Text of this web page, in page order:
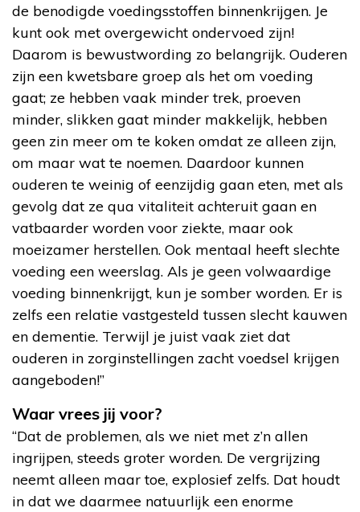
de benodigde voedingsstoffen binnenkrijgen. Je
kunt ook met overgewicht ondervoed zijn!
Daarom is bewustwording zo belangrijk. Ouderen
zijn een kwetsbare groep als het om voeding
gaat; ze hebben vaak minder trek, proeven
minder, slikken gaat minder makkelijk, hebben
geen zin meer om te koken omdat ze alleen zijn,
om maar wat te noemen. Daardoor kunnen
ouderen te weinig of eenzijdig gaan eten, met als
gevolg dat ze qua vitaliteit achteruit gaan en
vatbaarder worden voor ziekte, maar ook
moeizamer herstellen. Ook mentaal heeft slechte
voeding een weerslag. Als je geen volwaardige
voeding binnenkrijgt, kun je somber worden. Er is
zelfs een relatie vastgesteld tussen slecht kauwen
en dementie. Terwijl je juist vaak ziet dat
ouderen in zorginstellingen zacht voedsel krijgen
aangeboden!”
Waar vrees jij voor?
“Dat de problemen, als we niet met z’n allen
ingrijpen, steeds groter worden. De vergrijzing
neemt alleen maar toe, explosief zelfs. Dat houdt
in dat we daarmee natuurlijk een enorme